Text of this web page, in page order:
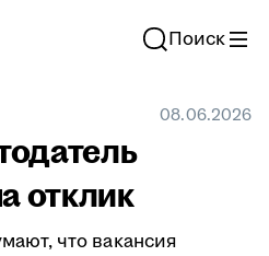
Поиск
08.06.2026
отклик
что вакансия